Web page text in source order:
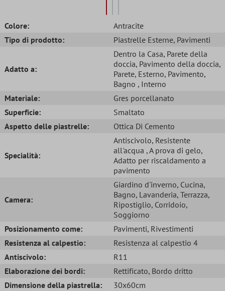
Colore:
Antracite
Tipo di prodotto:
Piastrelle Esterne, Pavimenti
Adatto a:
Dentro la Casa, Parete della
doccia, Pavimento della doccia,
Parete, Esterno, Pavimento,
Bagno , Interno
Materiale:
Gres porcellanato
Superficie:
Smaltato
Aspetto delle piastrelle:
Ottica Di Cemento
Specialità:
Antiscivolo, Resistente
all'acqua , A prova di gelo,
Adatto per riscaldamento a
pavimento
Camera:
Giardino d'inverno, Cucina,
Bagno, Lavanderia, Terrazza,
Ripostiglio, Corridoio,
Soggiorno
Posizionamento come:
Pavimenti, Rivestimenti
Resistenza al calpestio:
Resistenza al calpestio 4
Antiscivolo:
R11
Elaborazione dei bordi:
Rettificato, Bordo dritto
Dimensione della piastrella:
30x60cm